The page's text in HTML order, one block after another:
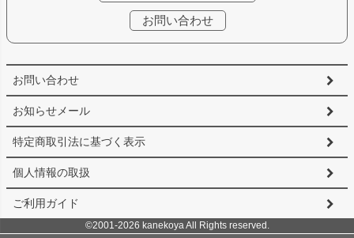
お問い合わせ
お知らせメール
特定商取引法に基づく表示
個人情報の取扱
ご利用ガイド
お問い合わせ
©2001-2026 kanekoya All Rights reserved.